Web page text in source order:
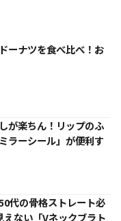
ーナツを食べ比べ！お
が楽ちん！リップのふ
ラーシール」が便利す
代の骨格ストレート必
ない「Vネックブラト